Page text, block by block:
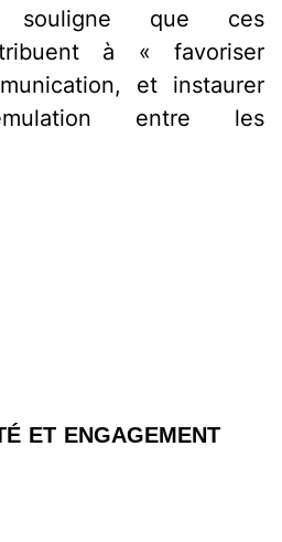
souligne que ces
à « favoriser
et instaurer
entre les
ET ENGAGEMENT